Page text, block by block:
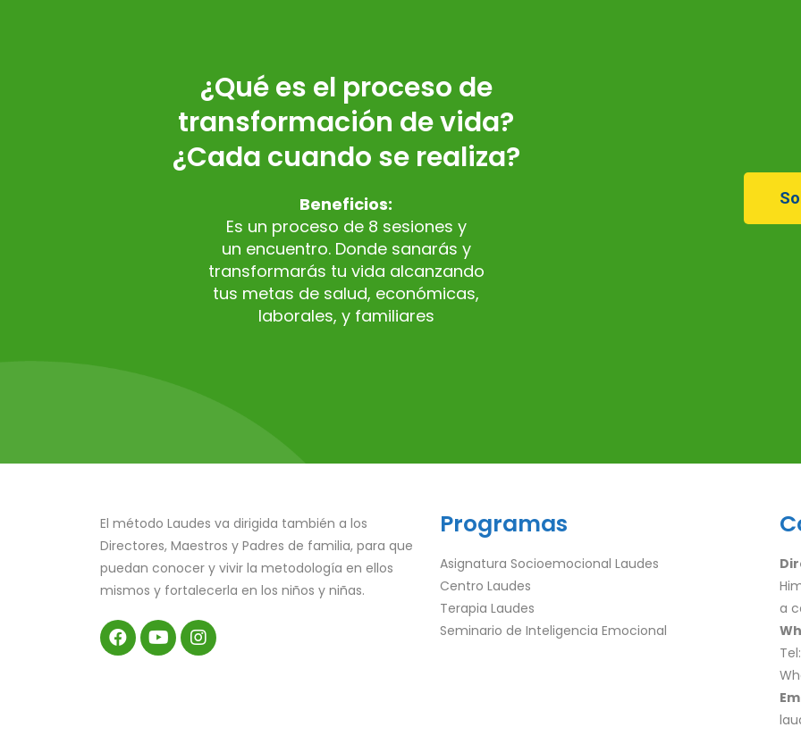
¿Qué es el proceso de
transformación de vida?
¿Cada cuando se realiza?
Beneficios:
Es un proceso de 8 sesiones y
un encuentro. Donde sanarás y
transformarás tu vida alcanzando
tus metas de salud, económicas,
laborales, y familiares
El método Laudes va dirigida también a los
Directores, Maestros y Padres de familia, para que
puedan conocer y vivir la metodología en ellos
mismos y fortalecerla en los niños y niñas.
Programas
Asignatura Socioemocional Laudes
Centro Laudes
Terapia Laudes
Seminario de Inteligencia Emocional
a